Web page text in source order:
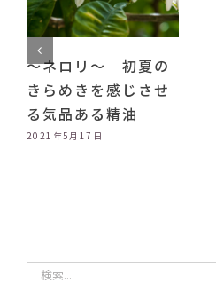
リ～ 初夏の
きを感じさせ
ある精油
17日
今月の
ー」 深
ルーに
いはた
2021年6月